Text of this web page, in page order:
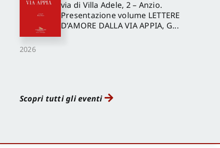
2026
via di Villa Adele, 2 – Anzio.
Presentazione volume LETTERE
D’AMORE DALLA VIA APPIA, G...
Scopri tutti gli eventi